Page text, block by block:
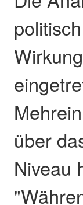
über
Niveau